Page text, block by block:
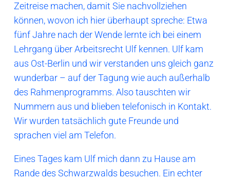
Zeitreise machen, damit Sie nachvollziehen
können, wovon ich hier überhaupt spreche: Etwa
fünf Jahre nach der Wende lernte ich bei einem
Lehrgang über Arbeitsrecht Ulf kennen. Ulf kam
aus Ost-Berlin und wir verstanden uns gleich ganz
wunderbar – auf der Tagung wie auch außerhalb
des Rahmenprogramms. Also tauschten wir
Nummern aus und blieben telefonisch in Kontakt.
Wir wurden tatsächlich gute Freunde und
sprachen viel am Telefon.
Eines Tages kam Ulf mich dann zu Hause am
Rande des Schwarzwalds besuchen. Ein echter